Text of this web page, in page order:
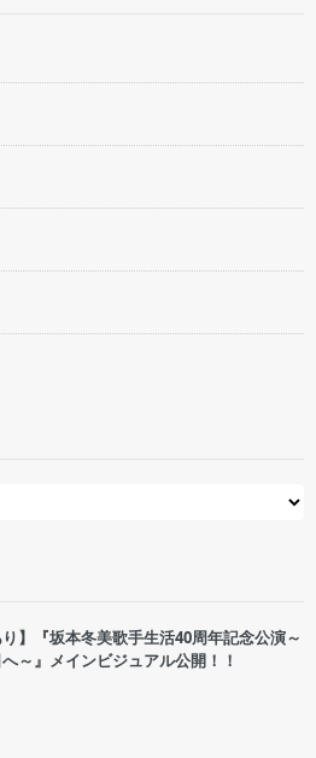
り】『坂本冬美歌手生活40周年記念公演～
～』メインビジュアル公開！！